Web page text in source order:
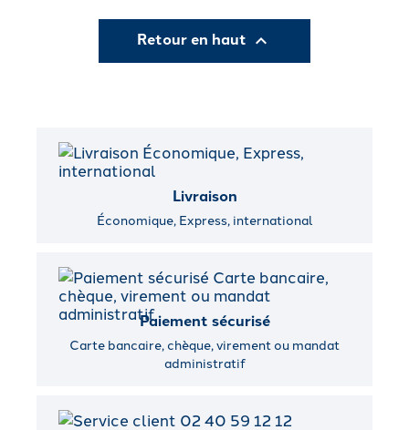
Retour en haut 
Livraison
Économique, Express, international
Paiement sécurisé
Carte bancaire, chèque, virement ou mandat
administratif